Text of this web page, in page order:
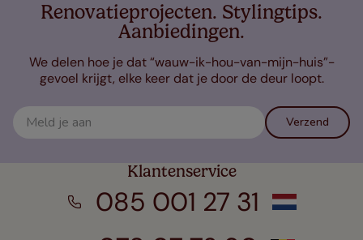
Renovatieprojecten. Stylingtips.
Aanbiedingen.
We delen hoe je dat “wauw-ik-hou-van-mijn-huis”-
gevoel krijgt, elke keer dat je door de deur loopt.
Verzend
Klantenservice
085 001 27 31